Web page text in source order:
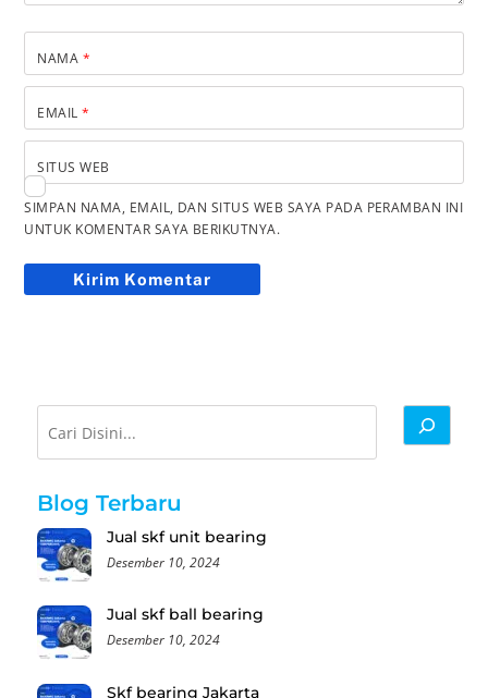
NAMA *
EMAIL*
SITUS WEB
SIMPAN NAMA, EMAIL, DAN SITUS WEB SAYA PADA PERAMBAN INI
UNTUK KOMENTAR SAYA BERIKUTNYA.
Blog Terbaru
Jual skf unit bearing
Desember 10, 2024
Jual skf ball bearing
Desember 10, 2024
Skf bearing Jakarta